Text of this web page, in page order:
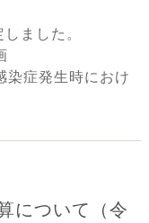
ました。
症発生時におけ
について（令